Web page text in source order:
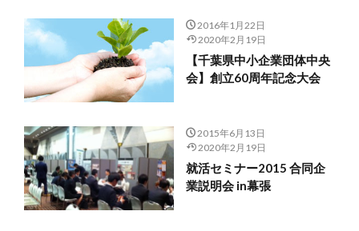
2016年1月22日
2020年2月19日
【千葉県中小企業団体中央
会】創立60周年記念大会
2015年6月13日
2020年2月19日
就活セミナー2015 合同企
業説明会 in幕張